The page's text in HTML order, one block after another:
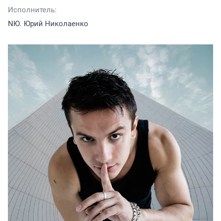
Исполнитель:
NЮ. Юрий Николаенко